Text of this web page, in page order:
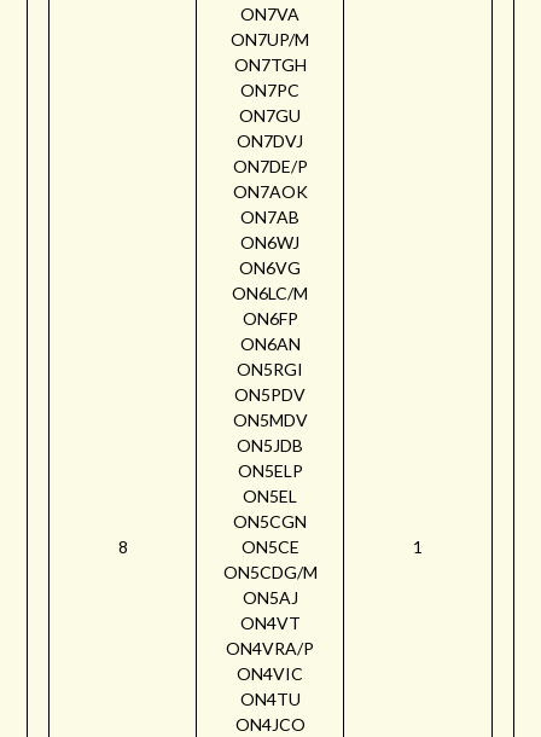
8
ON7VA
ON7UP/M
ON7TGH
ON7PC
ON7GU
ON7DVJ
ON7DE/P
ON7AOK
ON7AB
ON6WJ
ON6VG
ON6LC/M
ON6FP
ON6AN
ON5RGI
ON5PDV
ON5MDV
ON5JDB
ON5ELP
ON5EL
ON5CGN
ON5CE
ON5CDG/M
ON5AJ
ON4VT
ON4VRA/P
ON4VIC
ON4TU
ON4JCO
1